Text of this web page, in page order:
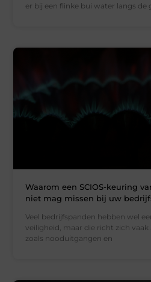
er bij een flinke bui water langs de
Waarom een SCIOS-keuring
niet mag missen bij uw
Veel bedrijfspanden hebben wel
veiligheid, maar die richt zich
zoals nooduitgangen en